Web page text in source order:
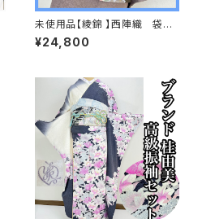
未使用品【綾錦 】西陣織 袋
帯 正絹 s667
¥24,800